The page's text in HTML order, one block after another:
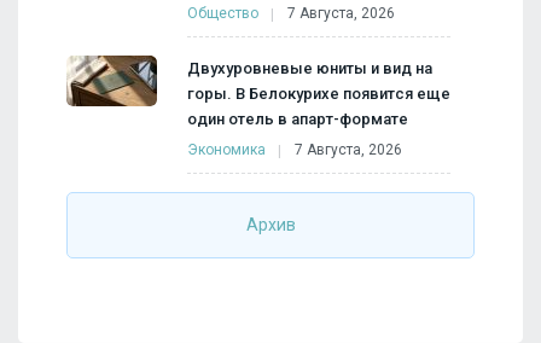
Общество 7 Августа, 2026
Двухуровневые юниты и вид на
горы. В Белокурихе появится еще
один отель в апарт-формате
Экономика 7 Августа, 2026
Архив